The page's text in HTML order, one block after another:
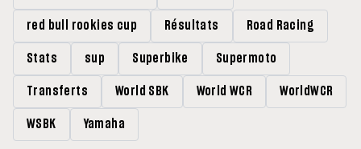
red bull rookies cup Résultats Road Racing
Stats sup Superbike Supermoto
Transferts World SBK World WCR WorldWCR
WSBK Yamaha